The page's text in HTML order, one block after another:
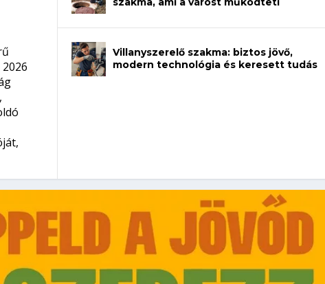
a gépeket?
Tanulj szakmát!
– amikor néhány sor program dönti
ki telefon nélkül?
Villanyszerelő szakma: biztos jövő,
modern technológia és keresett tudás